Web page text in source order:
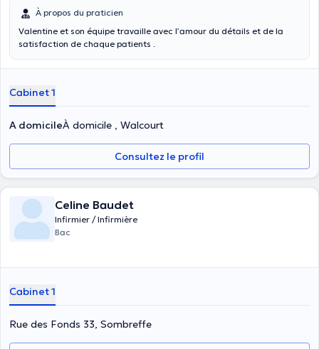
À propos du praticien
Valentine et son équipe travaille avec l’amour du détails et de la
satisfaction de chaque patients .
Cabinet 1
A domicileÀ domicile , Walcourt
Consultez le profil
Celine Baudet
Infirmier / Infirmière
Bac
Cabinet 1
Rue des Fonds 33, Sombreffe